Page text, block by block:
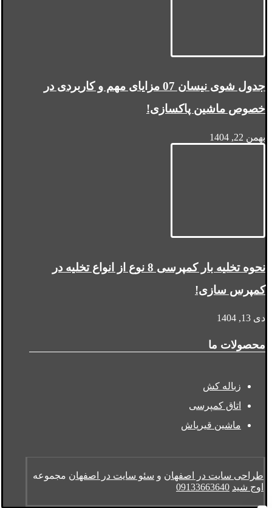
جدول شوی نیسان 07 مزایای مهم و کاربردی در
خصوص ماشین پاکسازی!
بهمن 22, 1404
نحوه تخلیه بار کمپرسی 8 نوع از انواع تخلیه در
کمپرس سازی!
دی 13, 1404
محصولات ما
زباله کش
اتاق کمپرسی
ماشین قیرپاش
طراحی سایت در اصفهان و سئو سایت در اصفهان مجموعه
اوج شید 09133663640